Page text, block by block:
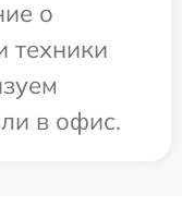
о
техники
в офис.